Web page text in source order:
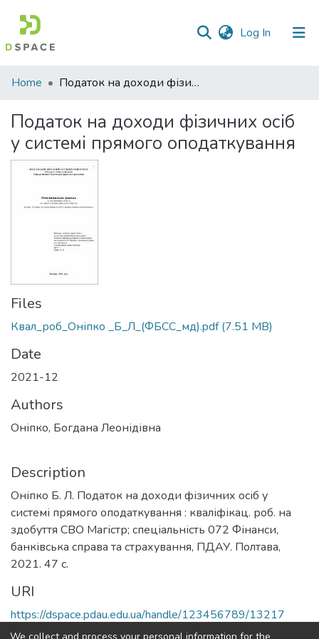
Log In (current)
Communities
Collections
All of DSpace
Statistics
Home Податок на доходи фізичних осіб у системі прямого оподаткування
Податок на доходи фізичних осіб
у системі прямого оподаткування
Files
Квал_роб_Оніпко _Б_Л_(ФБСС_мд).pdf(7.51 MB)
Date
2021-12
Authors
Оніпко, Богдана Леонідівна
Description
Оніпко Б. Л. Податок на доходи фізичних осіб у
системі прямого оподаткування : кваліфікац. роб. на
здобуття СВО Магістр; спеціальність 072 Фінанси,
банківська справа та страхування, ПДАУ. Полтава,
2021. 47 с.
URI
https://dspace.pdau.edu.ua/handle/123456789/13217